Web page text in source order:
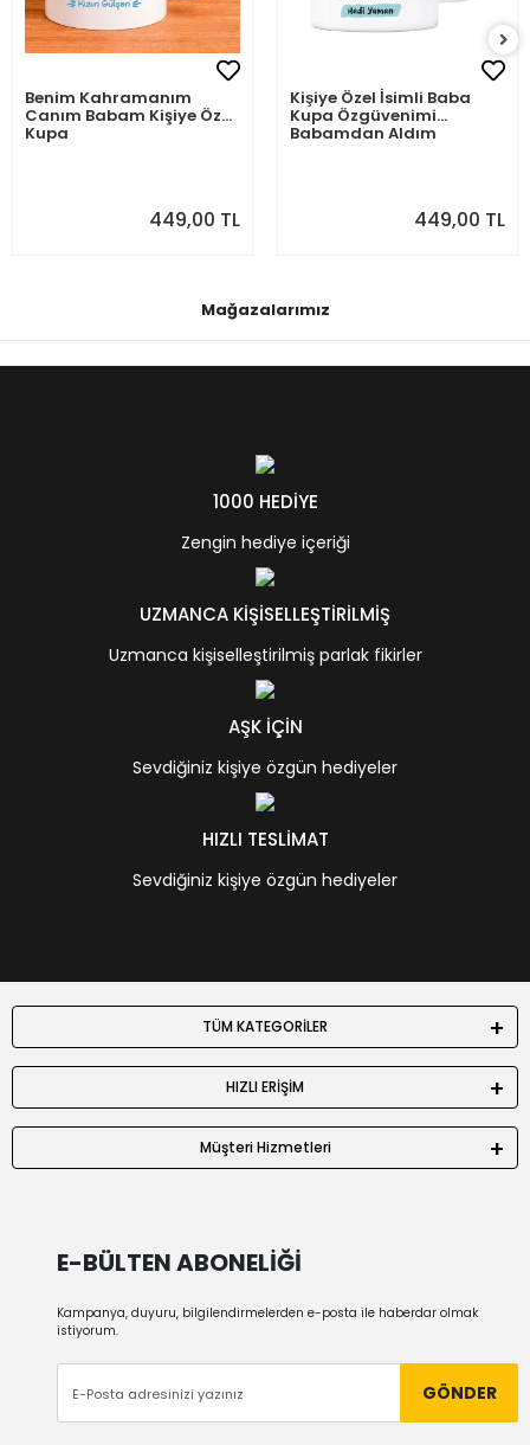
Benim Kahramanım
Canım Babam Kişiye Özel
Kupa
449,00 TL
Kişiye Özel İsimli Baba
Kupa Özgüvenimi
Babamdan Aldım
449,00 TL
Mağazalarımız
1000 HEDİYE
Zengin hediye içeriği
UZMANCA KİŞİSELLEŞTİRİLMİŞ
Uzmanca kişiselleştirilmiş parlak fikirler
AŞK İÇİN
Sevdiğiniz kişiye özgün hediyeler
HIZLI TESLİMAT
Sevdiğiniz kişiye özgün hediyeler
TÜM KATEGORİLER
HIZLI ERİŞİM
Müşteri Hizmetleri
E-BÜLTEN ABONELİĞİ
Kampanya, duyuru, bilgilendirmelerden e-posta ile haberdar olmak
istiyorum.
GÖNDER